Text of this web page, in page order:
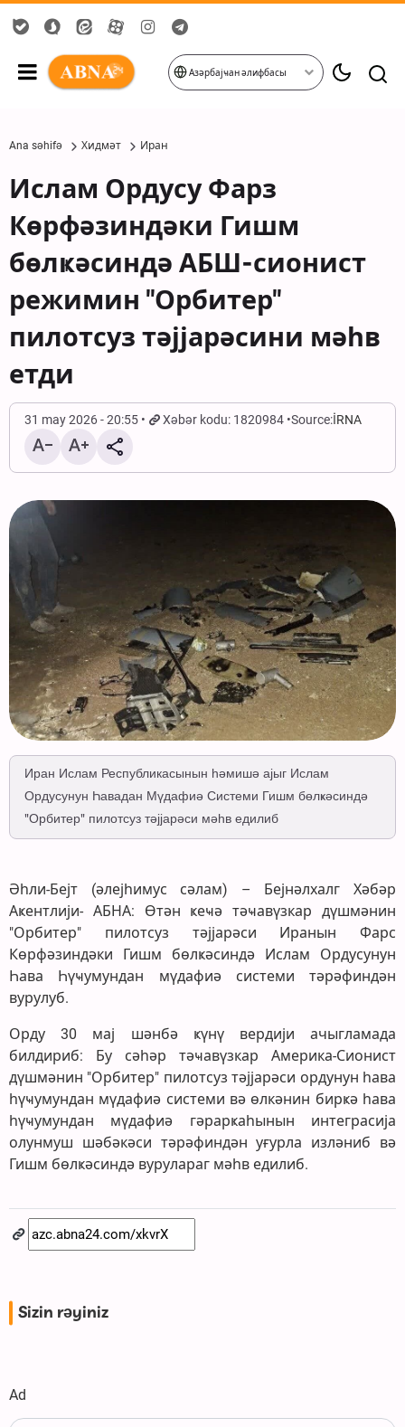
Азәрбајҹан әлифбасы
Ana səhifə Хидмәт Иран
Ислам Ордусу Фарз
Көрфәзиндәки Гишм
бөлҝәсиндә АБШ-сионист
режимин "Орбитер"
пилотсуз тәјјарәсини мәһв
етди
31 may 2026 - 20:55 Xəbər kodu: 1820984 Source:İRNA
Иран Ислам Республикасынын һәмишә ајыг Ислам
Ордусунун Һавадан Мүдафиә Системи Гишм бөлҝәсиндә
"Орбитер" пилотсуз тәјјарәси мәһв едилиб
Әһли-Бејт (әлејһимус сәлам) – Бејнәлхалг Хәбәр
Аҝентлији- АБНА: Өтән ҝеҹә тәҹавүзкар дүшмәнин
"Орбитер" пилотсуз тәјјарәси Иранын Фарс
Көрфәзиндәки Гишм бөлҝәсиндә Ислам Ордусунун
Һава Һүҹумундан мүдафиә системи тәрәфиндән
вурулуб.
Орду 30 мај шәнбә ҝүнү вердији ачыгламада
билдириб: Бу сәһәр тәҹавүзкар Америка-Сионист
дүшмәнин "Орбитер" пилотсуз тәјјарәси ордунун һава
һүҹумундан мүдафиә системи вә өлкәнин бирҝә һава
һүҹумундан мүдафиә гәрарҝаһынын интеграсија
олунмуш шәбәкәси тәрәфиндән уғурла изләниб вә
Гишм бөлҝәсиндә вурулараг мәһв едилиб.
Sizin rəyiniz
Ad